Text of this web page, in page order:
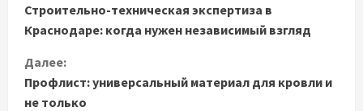
р
о
д
Строительно-техническая экспертиза в
Краснодаре: когда нужен независимый взгляд
Далее:
Профлист: универсальный материал для кровли и
не только